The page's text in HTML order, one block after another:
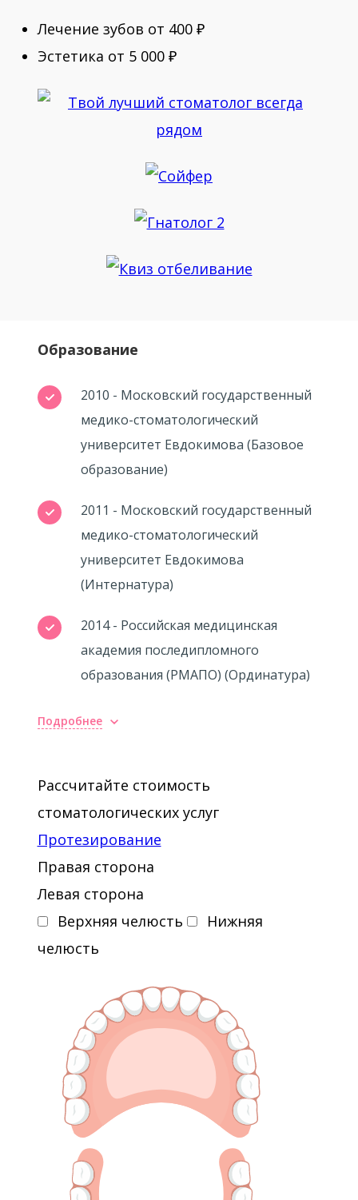
Лечение зубов от 400 ₽
Эстетика от 5 000 ₽
Образование
2010 - Московский государственный
медико-стоматологический
университет Евдокимова (Базовое
образование)
2011 - Московский государственный
медико-стоматологический
университет Евдокимова
(Интернатура)
2014 - Российская медицинская
академия последипломного
образования (РМАПО) (Ординатура)
Повышение квалификации
помощь в стоматологии», К.Н.
Лейтес.
2010 - «Новейшие технологии
2010 - «Эстетика и геометрия в
А.В.Шумский.
2011 - Международный
эндодонтический конгресс VDW.
2011 - «Реставрация передней и
боковой групп зубов с
использованием нанокомпозитного
материала Filtek Ultimate», 3 М,
Подробнее
Рассчитайте стоимость
стоматологических услуг
Протезирование
Правая сторона
Левая сторона
Верхняя челюсть
Нижняя
челюсть